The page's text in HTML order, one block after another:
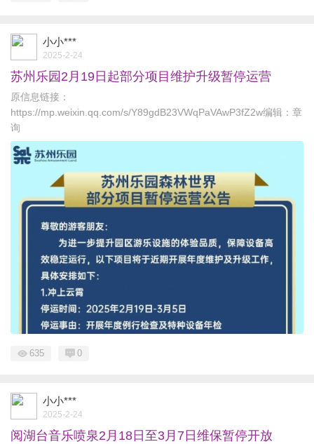
小小***
2025-2-24
苏州乐园2月19日起部分项目维护升级暂停运营
原信息链接：
https://mp.weixin.qq.com/s/Y89gdB23VWqPaVAwP3fZ2w编辑：章
询
635 0
小小***
2025-2-24
阅湖台音乐喷泉2月18日至3月7日维保暂停开放